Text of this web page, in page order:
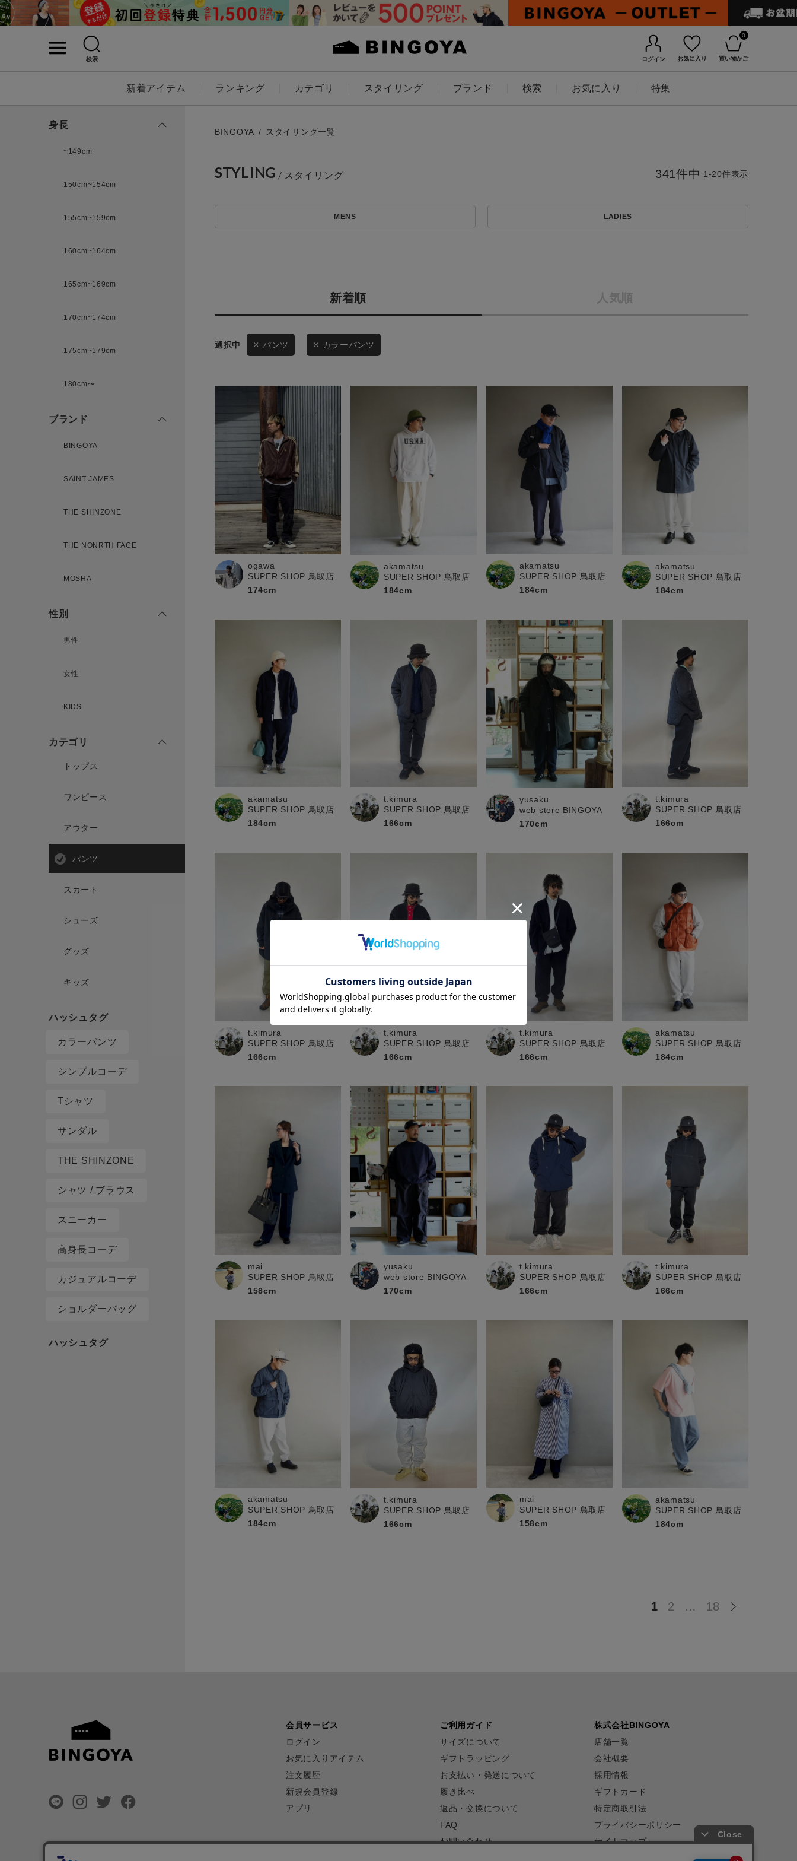
検索 ログイン お気に入り
0
買い物かご
新着アイテム ランキング カテゴリ スタイリング ブランド 検索 お気に入り 特集
条件絞り込み検索
カテゴリから探す
スタイリングから探す
ブランドから探す
店舗一覧
会社概要
お知らせ・ご利用ガイド
お知らせ
ご利用ガイド
お問い合わせ
無料公式アプリダウンロード
キーワード
LADIES KIDS
価格
在庫
在庫なし含む
この条件で絞り込む
身長
~149cm
150cm~154cm
155cm~159cm
160cm~164cm
165cm~169cm
170cm~174cm
175cm~179cm
180cm〜
ブランド
BINGOYA
SAINT JAMES
THE SHINZONE
THE NONRTH FACE
MOSHA
性別
男性
女性
KIDS
カテゴリ
トップス
ワンピース
アウター
パンツ
スカート
シューズ
グッズ
キッズ
カラーパンツ
シンプルコーデ
Tシャツ
サンダル
THE SHINZONE
シャツ / ブラウス
スニーカー
高身長コーデ
カジュアルコーデ
ショルダーバッグ
BINGOYA スタイリング一覧
STYLING
MENS LADIES
新着順 人気順
341件中 1-20件表示
パンツ カラーパンツ
ogawa
SUPER SHOP 鳥取店
174cm
akamatsu
SUPER SHOP 鳥取店
184cm
akamatsu
SUPER SHOP 鳥取店
184cm
akamatsu
SUPER SHOP 鳥取店
184cm
akamatsu
SUPER SHOP 鳥取店
184cm
t.kimura
SUPER SHOP 鳥取店
166cm
yusaku
web store BINGOYA
170cm
t.kimura
SUPER SHOP 鳥取店
166cm
t.kimura
SUPER SHOP 鳥取店
166cm
t.kimura
SUPER SHOP 鳥取店
166cm
t.kimura
SUPER SHOP 鳥取店
166cm
akamatsu
SUPER SHOP 鳥取店
184cm
mai
SUPER SHOP 鳥取店
158cm
yusaku
web store BINGOYA
170cm
t.kimura
SUPER SHOP 鳥取店
166cm
t.kimura
SUPER SHOP 鳥取店
166cm
akamatsu
SUPER SHOP 鳥取店
184cm
t.kimura
SUPER SHOP 鳥取店
166cm
mai
SUPER SHOP 鳥取店
158cm
akamatsu
SUPER SHOP 鳥取店
184cm
1 2 … 18
会員サービス
ログイン
お気に入りアイテム
注文履歴
新規会員登録
アプリ
ご利用ガイド
サイズについて
ギフトラッピング
お支払い・発送について
履き比べ
返品・交換について
FAQ
お問い合わせ
株式会社BINGOYA
店舗一覧
会社概要
採用情報
ギフトカード
特定商取引法
プライバシーポリシー
サイトマップ